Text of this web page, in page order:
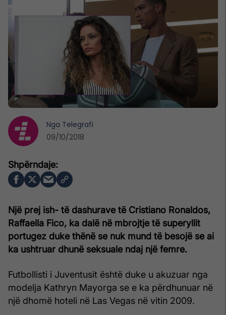
Një prej ish- të dashurave të Cristiano Ronaldos,
Raffaella Fico, ka dalë në mbrojtje të superyllit
portugez duke thënë se nuk mund të besojë se ai
ka ushtruar dhunë seksuale ndaj një femre.
Futbollisti i Juventusit është duke u akuzuar nga
modelja Kathryn Mayorga se e ka përdhunuar në
një dhomë hoteli në Las Vegas në vitin 2009.
Nga Telegrafi
09/10/2018